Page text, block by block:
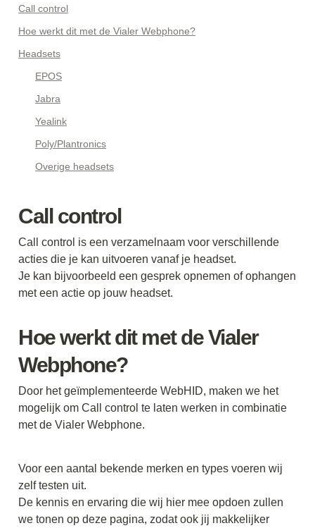
Call control
Hoe werkt dit met de Vialer Webphone?
Headsets
EPOS
Jabra
Yealink
Poly/Plantronics
Overige headsets
Call control
Call control is een verzamelnaam voor verschillende
acties die je kan uitvoeren vanaf je headset.
Je kan bijvoorbeeld een gesprek opnemen of ophangen
met een actie op jouw headset.
Hoe werkt dit met de Vialer
Webphone?
Door het geïmplementeerde WebHID, maken we het
mogelijk om Call control te laten werken in combinatie
met de Vialer Webphone.
Voor een aantal bekende merken en types voeren wij
zelf testen uit.
De kennis en ervaring die wij hier mee opdoen zullen
we tonen op deze pagina, zodat ook jij makkelijker